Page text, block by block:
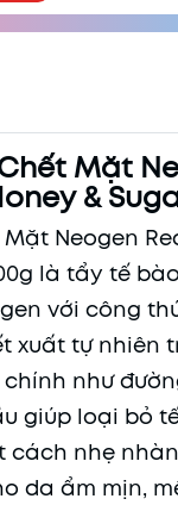
Mặt
&
Neogen
là tẩy tế
với công
xuất tự nhiên
như
giúp loại bỏ
cách nhẹ
da ẩm mịn,